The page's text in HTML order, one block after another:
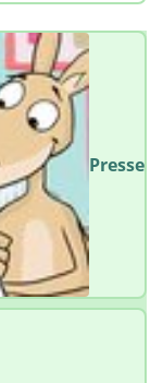
Presse